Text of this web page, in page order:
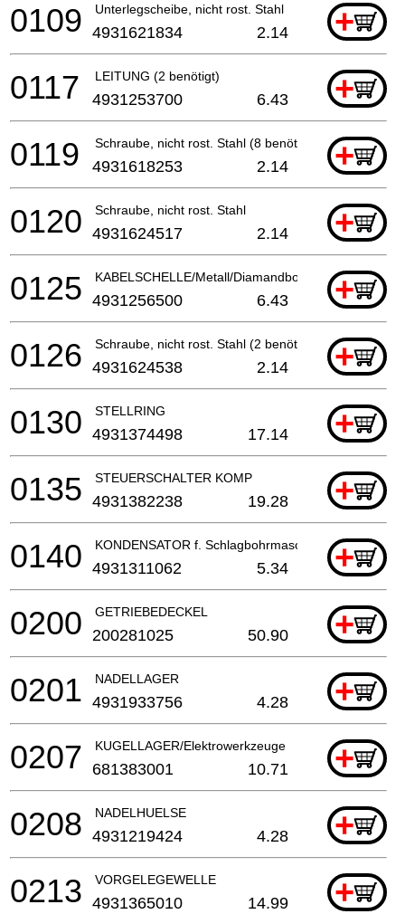
Unterlegscheibe, nicht rost. Stahl +
0109 4931621834 2.14
LEITUNG (2 benötigt) +
0117 4931253700 6.43
Schraube, nicht rost. Stahl (8 benötigt) +
0119 4931618253 2.14
Schraube, nicht rost. Stahl +
0120 4931624517 2.14
KABELSCHELLE/Metall/Diamandbohrmaschine
+
0125 4931256500 6.43
Schraube, nicht rost. Stahl (2 benötigt) +
0126 4931624538 2.14
STELLRING +
0130 4931374498 17.14
STEUERSCHALTER KOMP +
0135 4931382238 19.28
KONDENSATOR f. Schlagbohrmaschine +
0140 4931311062 5.34
GETRIEBEDECKEL +
0200 200281025 50.90
NADELLAGER +
0201 4931933756 4.28
KUGELLAGER/Elektrowerkzeuge +
0207 681383001 10.71
NADELHUELSE +
0208 4931219424 4.28
VORGELEGEWELLE +
0213 4931365010 14.99